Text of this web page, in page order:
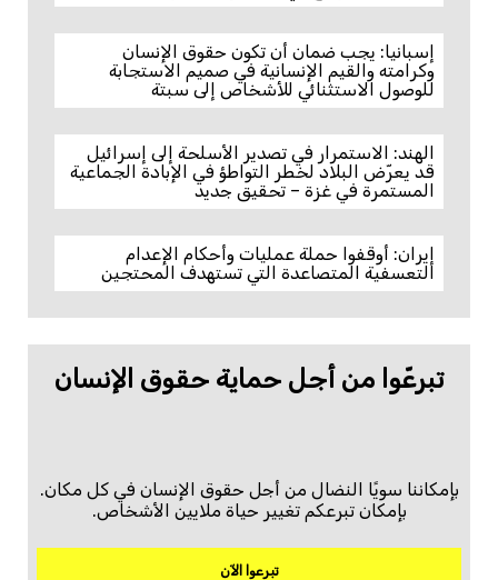
إسبانيا: يجب ضمان أن تكون حقوق الإنسان
وكرامته والقيم الإنسانية في صميم الاستجابة
للوصول الاستثنائي للأشخاص إلى سبتة
الهند: الاستمرار في تصدير الأسلحة إلى إسرائيل
قد يعرّض البلاد لخطر التواطؤ في الإبادة الجماعية
المستمرة في غزة – تحقيق جديد
إيران: أوقفوا حملة عمليات وأحكام الإعدام
التعسفية المتصاعدة التي تستهدف المحتجين
تبرعّوا من أجل حماية حقوق الإنسان
بإمكاننا سويًا النضال من أجل حقوق الإنسان في كل مكان.
بإمكان تبرعكم تغيير حياة ملايين الأشخاص.
تبرعوا الآن